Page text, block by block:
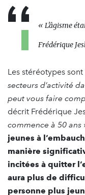
« L'âgisme
Frédérique
Les stéréotypes
secteurs d’activité
peut vous faire
décrit Frédérique
commence à 50 ans
jeunes à
manière
incitées à quitter
aura plus de
personne plus